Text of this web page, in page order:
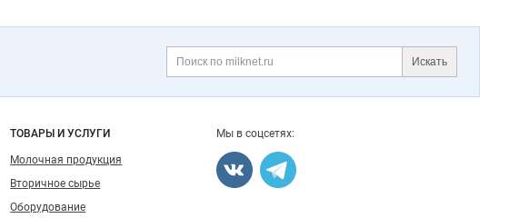
Искать
ТОВАРЫ И УСЛУГИ
Молочная продукция
Вторичное сырье
Оборудование
Мы в соцсетях: